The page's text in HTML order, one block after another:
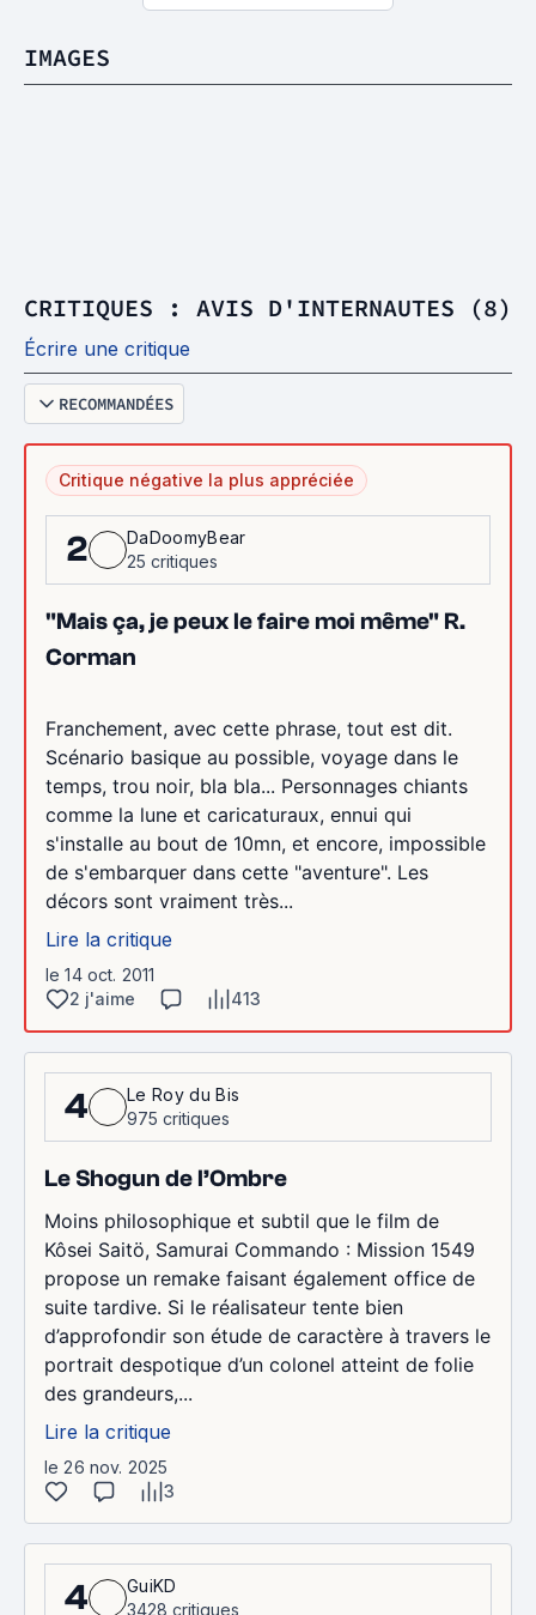
IMAGES
CRITIQUES : AVIS D'INTERNAUTES (8)
Écrire une critique
RECOMMANDÉES
Critique négative la plus appréciée
2
DaDoomyBear
25 critiques
"Mais ça, je peux le faire moi même" R.
Corman
Franchement, avec cette phrase, tout est dit.
Scénario basique au possible, voyage dans le
temps, trou noir, bla bla... Personnages chiants
comme la lune et caricaturaux, ennui qui
s'installe au bout de 10mn, et encore, impossible
de s'embarquer dans cette "aventure". Les
décors sont vraiment très...
Lire la critique
le 14 oct. 2011
2 j'aime
413
4
Le Roy du Bis
975 critiques
Le Shogun de l’Ombre
Moins philosophique et subtil que le film de
Kôsei Saitö, Samurai Commando : Mission 1549
propose un remake faisant également office de
suite tardive. Si le réalisateur tente bien
d’approfondir son étude de caractère à travers le
portrait despotique d’un colonel atteint de folie
des grandeurs,...
Lire la critique
le 26 nov. 2025
3
4
GuiKD
3428 critiques